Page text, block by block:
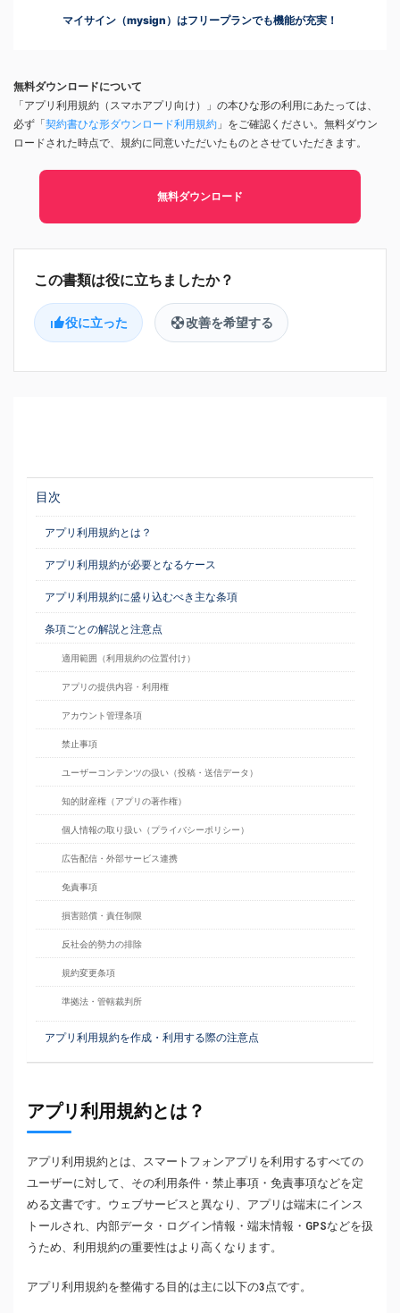
マイサイン（mysign）はフリープランでも機能が充実！
無料ダウンロードについて
「アプリ利用規約（スマホアプリ向け）」の本ひな形の利用にあたっては、
必ず「契約書ひな形ダウンロード利用規約 」をご確認ください。無料ダウン
ロードされた時点で、規約に同意いただいたものとさせていただきます。
無料ダウンロード
役に立った 改善を希望する
目次
アプリ利用規約とは？
アプリ利用規約が必要となるケース
アプリ利用規約に盛り込むべき主な条項
条項ごとの解説と注意点
適用範囲（利用規約の位置付け）
アプリの提供内容・利用権
アカウント管理条項
禁止事項
ユーザーコンテンツの扱い（投稿・送信データ）
知的財産権（アプリの著作権）
個人情報の取り扱い（プライバシーポリシー）
広告配信・外部サービス連携
免責事項
損害賠償・責任制限
反社会的勢力の排除
規約変更条項
準拠法・管轄裁判所
アプリ利用規約を作成・利用する際の注意点
アプリ利用規約とは？
アプリ利用規約とは、スマートフォンアプリを利用するすべての
ユーザーに対して、その利用条件・禁止事項・免責事項などを定
める文書です。ウェブサービスと異なり、アプリは端末にインス
トールされ、内部データ・ログイン情報・端末情報・GPSなどを扱
うため、利用規約の重要性はより高くなります。
アプリ利用規約を整備する目的は主に以下の3点です。